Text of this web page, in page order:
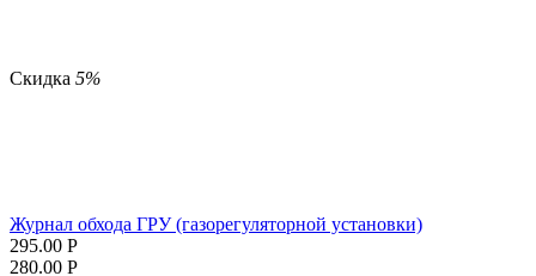
Скидка 5%
Журнал обхода ГРУ (газорегуляторной установки)
295.00 Р
280.00 Р